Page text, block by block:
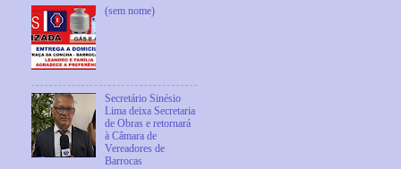
(sem nome)
Secretário Sinésio
Lima deixa Secretaria
de Obras e retornará
à Câmara de
Vereadores de
Barrocas